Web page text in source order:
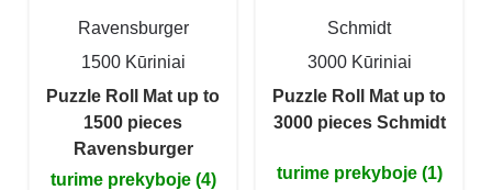
Ravensburger
1500 Kūriniai
Puzzle Roll Mat up to
1500 pieces
Ravensburger
turime prekyboje (4)
Schmidt
3000 Kūriniai
Puzzle Roll Mat up to
3000 pieces Schmidt
turime prekyboje (1)